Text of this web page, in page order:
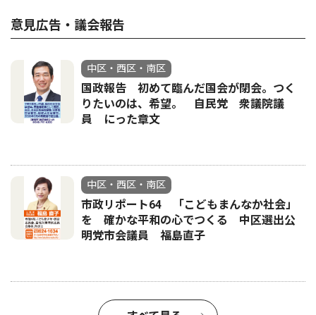
意見広告・議会報告
中区・西区・南区
国政報告 初めて臨んだ国会が閉会。つく
りたいのは、希望。 自民党 衆議院議
員 にった章文
中区・西区・南区
市政リポート64 「こどもまんなか社会」
を 確かな平和の心でつくる 中区選出公
明党市会議員 福島直子